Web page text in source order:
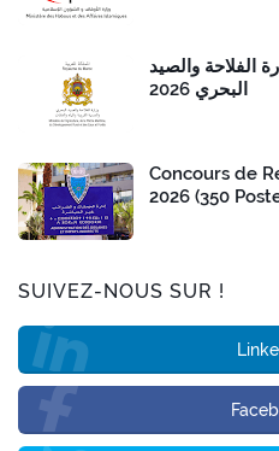
بوزارة الفلاحة والصيد
البحري 2026
Concours de
2026 (350
SUIVEZ-NOUS SUR !